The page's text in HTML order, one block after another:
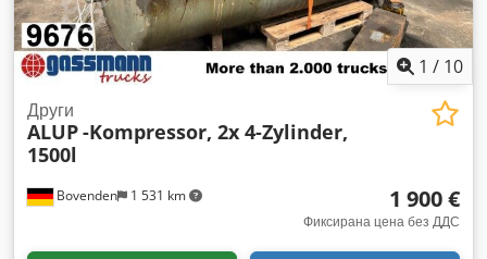
1 / 10
Bovenden 1 531 km
Други
ALUP-Kompressor, 2x 4-Zylinder,
1500l
1 900 €
Фиксирана цена без ДДС